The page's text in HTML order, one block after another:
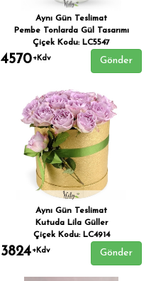
Aynı Gün Teslimat
Pembe Tonlarda Gül Tasarımı
Çiçek Kodu: LC5547
4570+Kdv Gönder
Aynı Gün Teslimat
Kutuda Lila Güller
Çiçek Kodu: LC4914
3824+Kdv Gönder